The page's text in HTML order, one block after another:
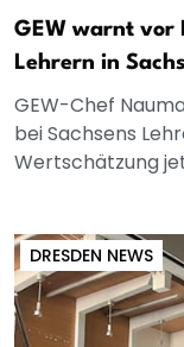
GEW warnt vor
Lehrern in
GEW-Chef
bei Sachsens
Wertschätzung
DRESDEN NEWS